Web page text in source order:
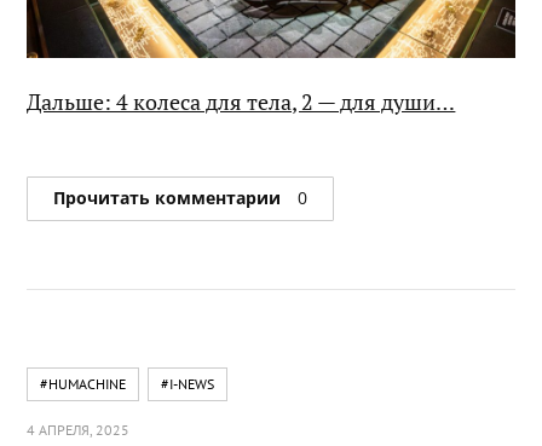
Дальше: 4 колеса для тела, 2 — для души…
Прочитать комментарии 0
#HUMACHINE #I-NEWS
4 АПРЕЛЯ, 2025